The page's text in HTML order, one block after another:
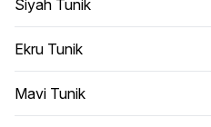
Siyah Tunik
Ekru Tunik
Mavi Tunik